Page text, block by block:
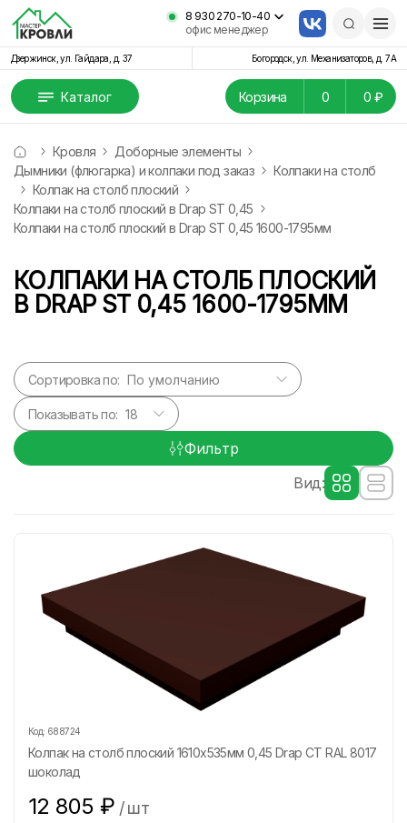
8 930 270-10-40
офис менеджер
Дзержинск, ул. Гайдара, д. 37 Богородск, ул. Механизаторов, д. 7А
Каталог Корзина 0 0 ₽
Кровля
Доборные элементы
Дымники (флюгарка) и колпаки под заказ
Колпаки на столб
Колпак на столб плоский
Колпаки на столб плоский в Drap ST 0,45
Колпаки на столб плоский в Drap ST 0,45 1600-1795мм
КОЛПАКИ НА СТОЛБ ПЛОСКИЙ
В DRAP ST 0,45 1600-1795ММ
Сортировка по:
Показывать по:
Фильтр
Вид:
Код: 688724
Колпак на столб плоский 1610х535мм 0,45 Drap СТ RAL 8017
шоколад
12 805 ₽ /шт